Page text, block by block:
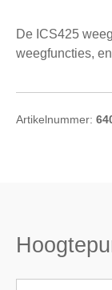
De ICS425
weegfuncties,
Artikelnummer: